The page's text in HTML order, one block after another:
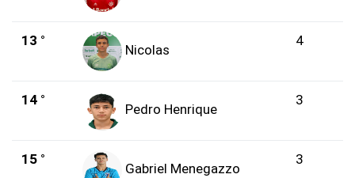
13 °
Nicolas
4
14 °
Pedro Henrique
3
15 °
Gabriel Menegazzo
3